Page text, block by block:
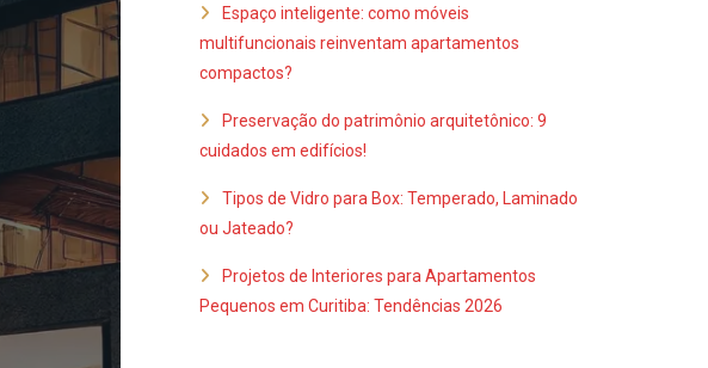
Espaço inteligente: como móveis
multifuncionais reinventam apartamentos
compactos?
Preservação do patrimônio arquitetônico: 9
cuidados em edifícios!
Tipos de Vidro para Box: Temperado, Laminado
ou Jateado?
Projetos de Interiores para Apartamentos
Pequenos em Curitiba: Tendências 2026